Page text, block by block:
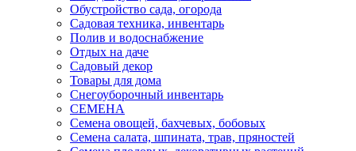
Обустройство сада, огорода
Садовая техника, инвентарь
Полив и водоснабжение
Отдых на даче
Садовый декор
Товары для дома
Снегоуборочный инвентарь
СЕМЕНА
Семена овощей, бахчевых, бобовых
Семена салата, шпината, трав, пряностей